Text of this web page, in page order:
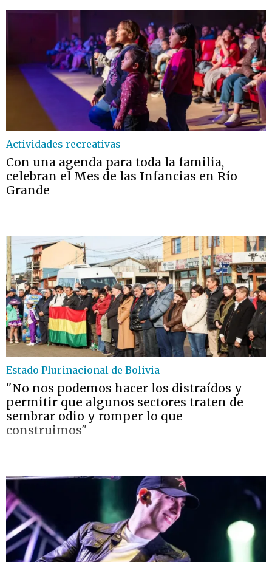
Actividades recreativas
Con una agenda para toda la familia,
celebran el Mes de las Infancias en Río
Grande
Estado Plurinacional de Bolivia
"No nos podemos hacer los distraídos y
permitir que algunos sectores traten de
sembrar odio y romper lo que
construimos"